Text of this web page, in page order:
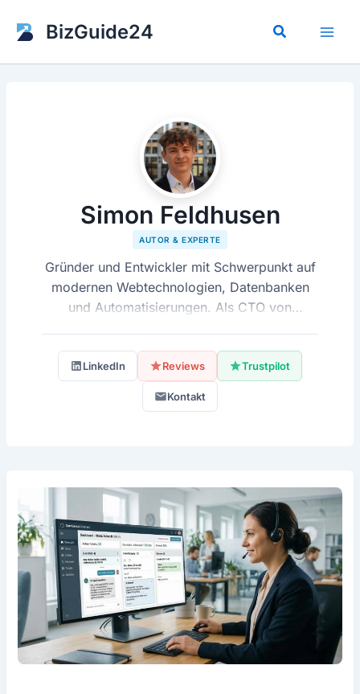
Inhalt
springen
BizGuide24 Suchen
Simon Feldhusen
AUTOR & EXPERTE
Gründer und Entwickler mit Schwerpunkt auf
modernen Webtechnologien, Datenbanken
und Automatisierungen. Als CTO von
Vergleichsrechner, optimiert die technische
Plattform und sorgt dafür, dass Nutzer
schnell und einfach die besten Anbieter
finden.
LinkedIn Reviews Trustpilot
Kontakt